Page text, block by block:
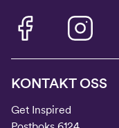
KONTAKT OSS
Get Inspired